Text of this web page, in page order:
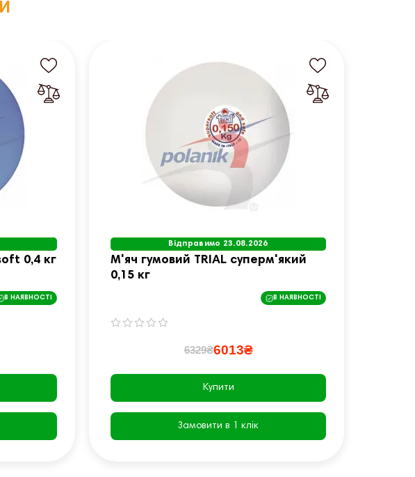
0,4 кг
В НАЯВНОСТІ
Відправимо 23.08.2026
М'яч гумовий TRIAL суперм'який
0,15 кг
В НАЯВНОСТІ
6329₴6013₴
Купити
Замовити в 1 клік